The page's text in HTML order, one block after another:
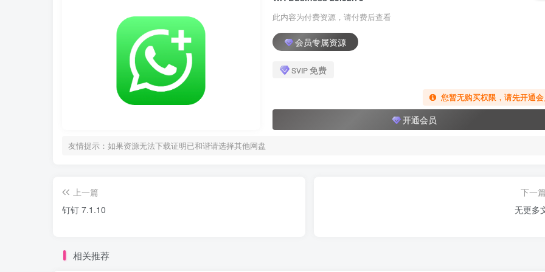
此内容为付费资源，请付费后查看
会员专属资源
SVIP免费
您暂无购买权限，请先开通
开通会员
友情提示：如果资源无法下载证明已和谐请选择其他网盘
上一篇
钉钉 7.1.10
下一篇
无更多
相关推荐